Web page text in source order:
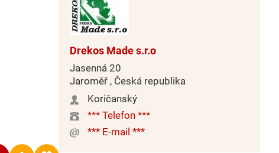
Drekos Made s.r.o
Jasenná 20
Jaroměř , Česká republika
Koričanský
*** Telefon ***
*** E-mail ***